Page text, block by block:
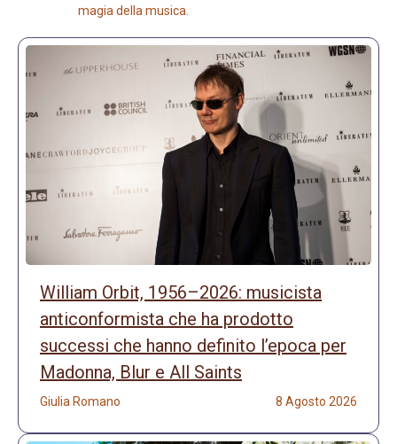
magia della musica.
William Orbit, 1956–2026: musicista
anticonformista che ha prodotto
successi che hanno definito l’epoca per
Madonna, Blur e All Saints
Giulia Romano 8 Agosto 2026